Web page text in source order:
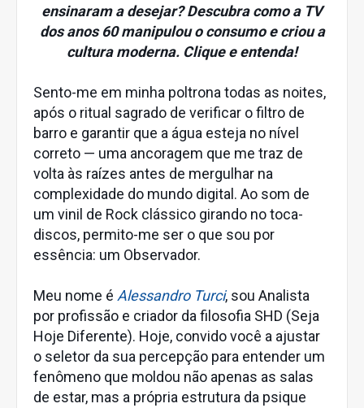
ensinaram a desejar? Descubra como a TV
dos anos 60 manipulou o consumo e criou a
cultura moderna. Clique e entenda!
Sento-me em minha poltrona todas as noites,
após o ritual sagrado de verificar o filtro de
barro e garantir que a água esteja no nível
correto — uma ancoragem que me traz de
volta às raízes antes de mergulhar na
complexidade do mundo digital. Ao som de
um vinil de Rock clássico girando no toca-
discos, permito-me ser o que sou por
essência: um Observador.
Meu nome é Alessandro Turci, sou Analista
por profissão e criador da filosofia SHD (Seja
Hoje Diferente). Hoje, convido você a ajustar
o seletor da sua percepção para entender um
fenômeno que moldou não apenas as salas
de estar, mas a própria estrutura da psique